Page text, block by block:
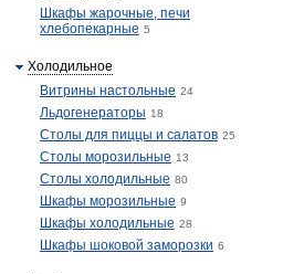
Шкафы жарочные, печи
хлебопекарные 5
Холодильное
Витрины настольные 24
Льдогенераторы 18
Столы для пиццы и салатов 25
Столы морозильные 13
Столы холодильные 80
Шкафы морозильные 9
Шкафы холодильные 28
Шкафы шоковой заморозки 6